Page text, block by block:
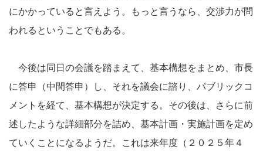
にかかっていると言えよう。もっと言うなら、交渉力が問
われるということでもある。
今後は同日の会議を踏まえて、基本構想をまとめ、市長
に答申（中間答申）し、それを議会に諮り、パブリックコ
メントを経て、基本構想が決定する。その後は、さらに前
述したような詳細部分を詰め、基本計画・実施計画を定め
ていくことになるようだ。これは来年度（２０２５年４